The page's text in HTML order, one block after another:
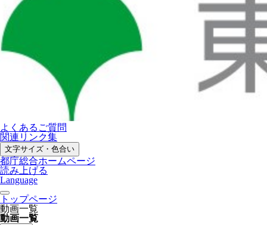
よくあるご質問
関連リンク集
文字サイズ・色合い
都庁総合ホームページ
読み上げる
Language
トップページ
動画一覧
動画一覧